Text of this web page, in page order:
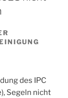
des IPC
Segeln nicht